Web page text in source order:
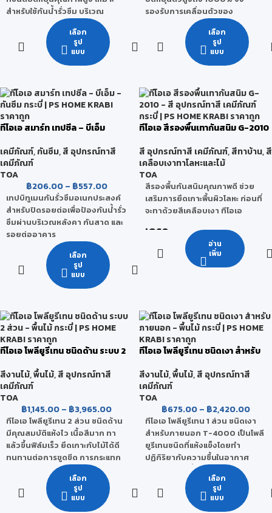
สำหรับใช้กันน้ำรั่วซึม บริเวณ
ดาดฟ้า หลังคาเหล็ก Matal Sheet
กระเบื้องลอนคู่ ระเบียงของบ้าน
อาคารและโรงงานอุตสาหกรรม
สามารถใช้กันซึมได้ทั้งหน้าร้อนและ
ความร้อนที่มีส่วนผสมพิเศษ 2
ชนิด - สาร SRP หรือ Solar
Reflective Pigment ที่สะท้อน
ความร้อนได้มากกว่า 95% - ผงเซ
รามิก หรือ Insulating
Microsphere Ceramic ที่ใช้
เคลือบกระสวยอวกาศ ทำหน้าที่
เป็นฉนวนดูดซับและป้องกันความ
ร้อน
เลือก
รูป
แบบ
รองรับการเคลื่อนตัวของ
โครงสร้างได้ดี ใช้สำหรับทาหรือ
กลิ้งบนผิวคอนกรีตเปลือย
คอนกรีตหล่อสำเร็จ คอนกรีตมวล
เบา เพื่อป้องกันการรั่วซึมของน้ำ
ภายใน หรืองานที่มีวัสดุทาทับหรือ
ปิดทับที่ไม่โดนแสงแดด ใช้ในบริเวณ
ต่างๆ เช่น พื้นและผนังห้องน้ำก่อน
การปูกระเบื้อง ผนังกันดิน ช่อง
ลิฟท์และอุโมงค์
เลือก
รูป
แบบ
ทีโอเอ สมาร์ท เทปซีล – บีเอ็ม
เคมีภัณฑ์,กันซึม,สี อุปกรณ์ทาสี
เคมีภัณฑ์
TOA
฿206.00 – ฿557.00
เทปบิทูเมนกันรั่วซึมอเนกประสงค์
สำหรับปิดรอยต่อเพื่อป้องกันน้ำรั่ว
ซึมผ่านบริเวณหลังคา กันสาด และ
รอยต่ออาคาร
ทนร้อน เย็นได้ดี ทนสภาวะอากาศ
และรังสียูวี ไม่กรอบแตกง่าย
เนื้อเทปเหนียว ยึดเกาะดีเยี่ยม
ต้านทานแรงฉีกขาดได้ดี
100 %
ใช้งานได้ดีกับวัสดุหลากหลาย
ประเภท เช่น กระเบื้อง
เลือก
รูป
แบบ
ทีโอเอ สีรองพื้นเทากันสนิม G-2010
สี อุปกรณ์ทาสี เคมีภัณฑ์,สีทาบ้าน,สี
เคลือบเงาทาโลหะและไม้
TOA
สีรองพื้นกันสนิมคุณภาพดี ช่วย
เสริมการยึดเกาะพื้นผิวโลหะ ก่อนที่
จะทาด้วยสีเคลือบเงา ทีโอเอ
เกรด
กลุ่มพรีเมียมคุณภาพสูง
อ่าน
เพิ่ม
ทีโอเอ โพลียูรีเทน ชนิดด้าน ระบบ 2
สีงานไม้,พื้นไม้,สี อุปกรณ์ทาสี
เคมีภัณฑ์
TOA
฿1,145.00– ฿3,965.00
ทีโอเอ โพลียูรีเทน 2 ส่วน ชนิดด้าน
มีคุณสมบัติแห้งไว เนื้อสีมาก ทา
แล้วขึ้นฟิล์มเร็ว ยึดเกาะกับไม้ได้ดี
ทนทานต่อการขูดขีด การกระแทก
การขัดถู และสารเคมีได้ดี ให้ฟิล์มสี
เรียบเนียน ไม่มีรอยแปรง และ
ป้องกันน้ำซึมได้ดีเยี่ยม
เลือก
รูป
แบบ
ทีโอเอ โพลียูรีเทน ชนิดเงา สำหรับ
สีงานไม้,พื้นไม้,สี อุปกรณ์ทาสี
เคมีภัณฑ์
TOA
฿675.00 – ฿2,420.00
ทีโอเอ โพลียูรีเทน 1 ส่วน ชนิดเงา
สำหรับภายนอก T-4000 เป็นโพลี
ยูรีเทนชนิดที่แห้งแข็งโดยทำ
ปฏิกิริยากับความชื้นในอากาศ
เหมาะสำหรับพื้นไม้ภายในที่มีแดด
ส่องถึงเป็นบางเวลา ทาง่าย ให้
ความเงางามสูง ทนทานต่อการขูด
ขีด ทนทานต่อการขัดถู และ ทนต่อ
เลือก
รูป
แบบ